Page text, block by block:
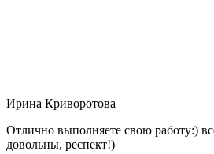
Ирина Криворотова
Отлично выполняете свою работу:)
довольны, респект!)